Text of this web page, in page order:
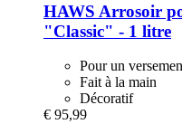
HAWS Arrosoir
"Classic" -​ 1 litre
Pour un
Fait à la main
Décoratif
€ 95,99